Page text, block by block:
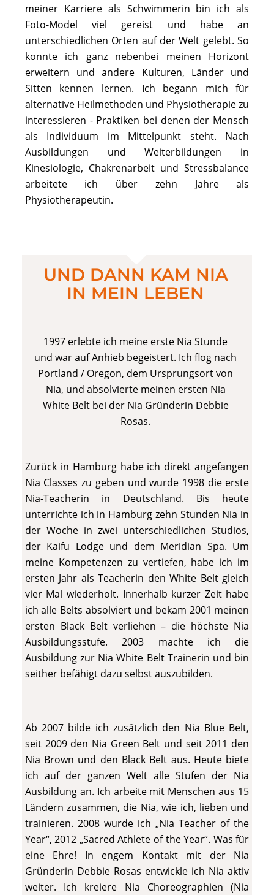
meiner Karriere als Schwimmerin bin ich als
Foto-Model viel gereist und habe an
unterschiedlichen Orten auf der Welt gelebt. So
konnte ich ganz nebenbei meinen Horizont
erweitern und andere Kulturen, Länder und
Sitten kennen lernen. Ich begann mich für
alternative Heilmethoden und Physiotherapie zu
interessieren - Praktiken bei denen der Mensch
als Individuum im Mittelpunkt steht. Nach
Ausbildungen und Weiterbildungen in
Kinesiologie, Chakrenarbeit und Stressbalance
arbeitete ich über zehn Jahre als
Physiotherapeutin.
UND DANN KAM NIA
IN MEIN LEBEN
1997 erlebte ich meine erste Nia Stunde
und war auf Anhieb begeistert. Ich flog nach
Portland / Oregon, dem Ursprungsort von
Nia, und absolvierte meinen ersten Nia
White Belt bei der Nia Gründerin Debbie
Rosas.
Zurück in Hamburg habe ich direkt angefangen
Nia Classes zu geben und wurde 1998 die erste
Nia-Teacherin in Deutschland. Bis heute
unterrichte ich in Hamburg zehn Stunden Nia in
der Woche in zwei unterschiedlichen Studios,
der Kaifu Lodge und dem Meridian Spa. Um
meine Kompetenzen zu vertiefen, habe ich im
ersten Jahr als Teacherin den White Belt gleich
vier Mal wiederholt. Innerhalb kurzer Zeit habe
ich alle Belts absolviert und bekam 2001 meinen
ersten Black Belt verliehen – die höchste Nia
Ausbildungsstufe. 2003 machte ich die
Ausbildung zur Nia White Belt Trainerin und bin
seither befähigt dazu selbst auszubilden.
Ab 2007 bilde ich zusätzlich den Nia Blue Belt,
seit 2009 den Nia Green Belt und seit 2011 den
Nia Brown und den Black Belt aus. Heute biete
ich auf der ganzen Welt alle Stufen der Nia
Ausbildung an. Ich arbeite mit Menschen aus 15
Ländern zusammen, die Nia, wie ich, lieben und
trainieren. 2008 wurde ich „Nia Teacher of the
Year“, 2012 „Sacred Athlete of the Year“. Was für
eine Ehre! In engem Kontakt mit der Nia
Gründerin Debbie Rosas entwickle ich Nia aktiv
weiter. Ich kreiere Nia Choreographien (Nia